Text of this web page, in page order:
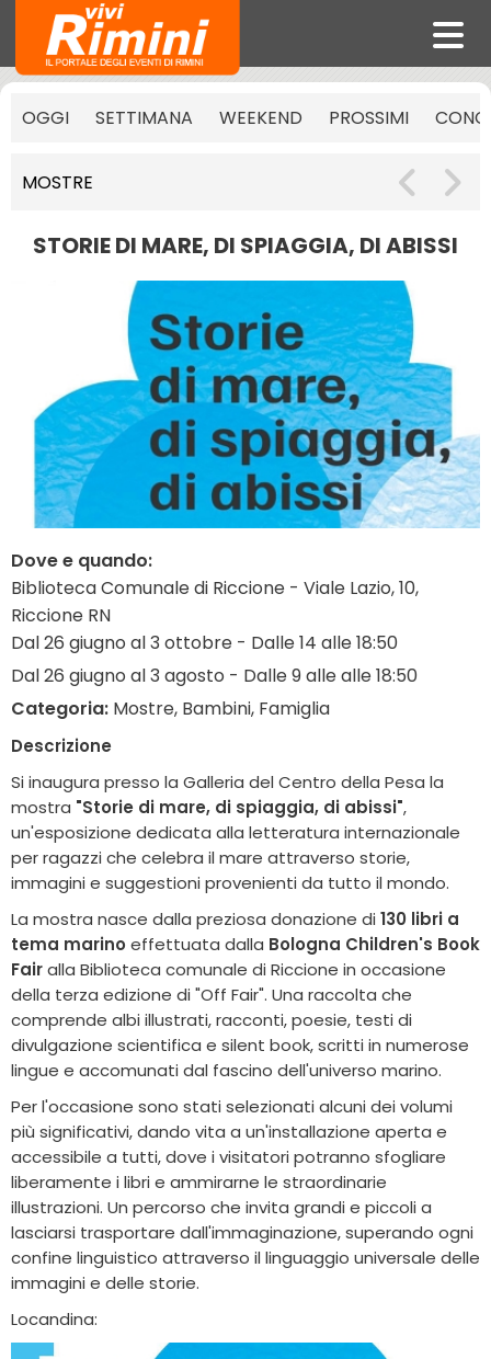
OGGI SETTIMANA WEEKEND PROSSIMI
MOSTRE
STORIE DI MARE, DI SPIAGGIA, DI ABISSI
Dove e quando:
Biblioteca Comunale di Riccione - Viale Lazio, 10,
Riccione RN
Dal 26 giugno al 3 ottobre - Dalle 14 alle 18:50
Dal 26 giugno al 3 agosto - Dalle 9 alle alle 18:50
Categoria: Mostre, Bambini, Famiglia
Descrizione
Si inaugura presso la Galleria del Centro della Pesa la
mostra "Storie di mare, di spiaggia, di abissi",
un'esposizione dedicata alla letteratura internazionale
per ragazzi che celebra il mare attraverso storie,
immagini e suggestioni provenienti da tutto il mondo.
La mostra nasce dalla preziosa donazione di 130 libri a
tema marino effettuata dalla Bologna Children's Book
Fairalla Biblioteca comunale di Riccione in occasione
della terza edizione di "Off Fair". Una raccolta che
comprende albi illustrati, racconti, poesie, testi di
divulgazione scientifica e silent book, scritti in numerose
lingue e accomunati dal fascino dell'universo marino.
Per l'occasione sono stati selezionati alcuni dei volumi
più significativi, dando vita a un'installazione aperta e
accessibile a tutti, dove i visitatori potranno sfogliare
liberamente i libri e ammirarne le straordinarie
illustrazioni. Un percorso che invita grandi e piccoli a
lasciarsi trasportare dall'immaginazione, superando ogni
confine linguistico attraverso il linguaggio universale delle
immagini e delle storie.
Locandina: